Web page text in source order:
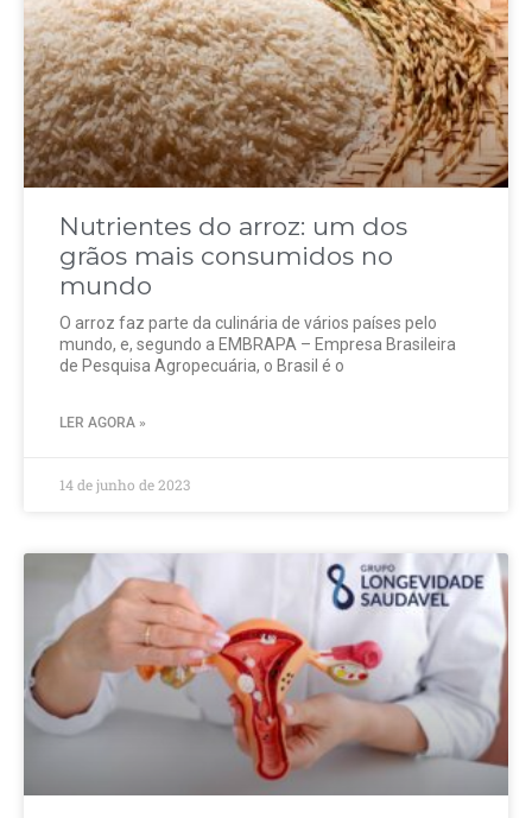
Nutrientes do arroz: um dos
grãos mais consumidos no
mundo
O arroz faz parte da culinária de vários países pelo
mundo, e, segundo a EMBRAPA – Empresa Brasileira
de Pesquisa Agropecuária, o Brasil é o
LER AGORA »
14 de junho de 2023